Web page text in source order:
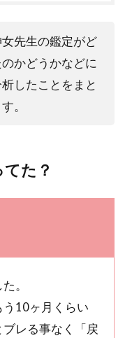
先生の鑑定がど
かどうかなどに
したことをまと
。
た？
。
10ヶ月くらい
レる事なく「戻